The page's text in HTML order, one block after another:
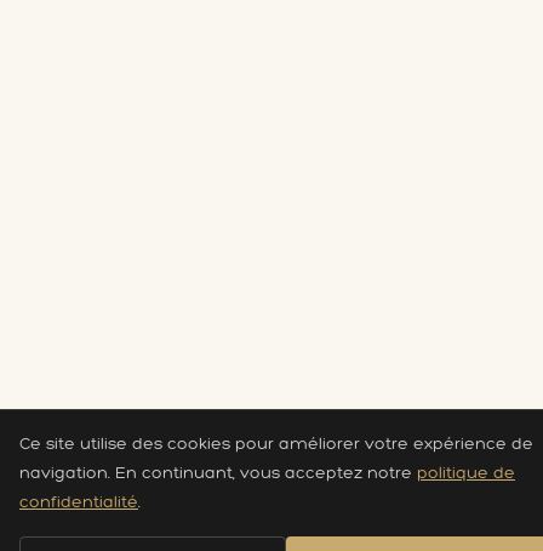
Ce site utilise des cookies pour améliorer votre expérience de
navigation. En continuant, vous acceptez notre politique de
confidentialité.